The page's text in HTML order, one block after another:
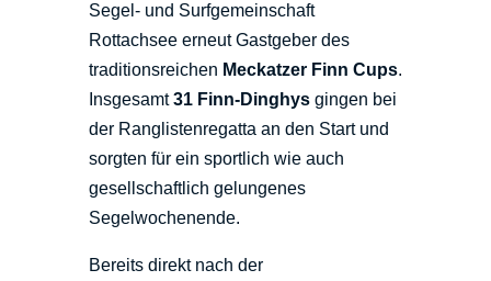
Segel- und Surfgemeinschaft
Rottachsee erneut Gastgeber des
traditionsreichen Meckatzer Finn Cups.
Insgesamt31 Finn-Dinghysgingen bei
der Ranglistenregatta an den Start und
sorgten für ein sportlich wie auch
gesellschaftlich gelungenes
Segelwochenende.
Bereits direkt nach der